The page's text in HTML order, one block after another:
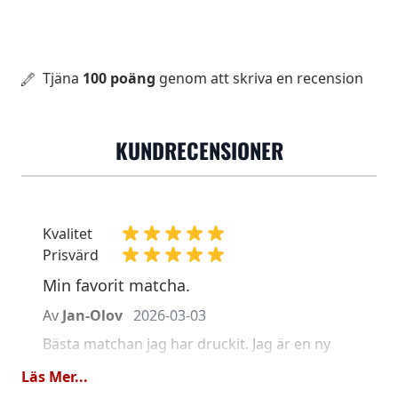
Tjäna 100 poäng genom att skriva en recension
KUNDRECENSIONER
Kvalitet
Prisvärd
Min favorit matcha.
Av Jan-Olov 2026-03-03
Bästa matchan jag har druckit. Jag är en ny
Ny beställning är redan på väg.
Läs Mer...